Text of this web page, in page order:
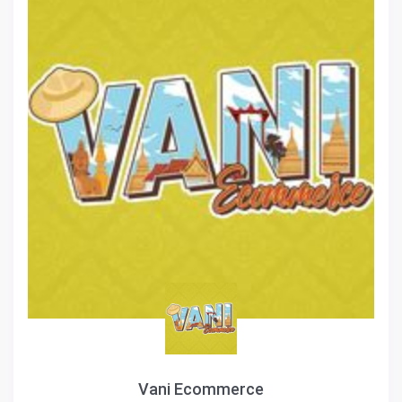
Vani Ecommerce